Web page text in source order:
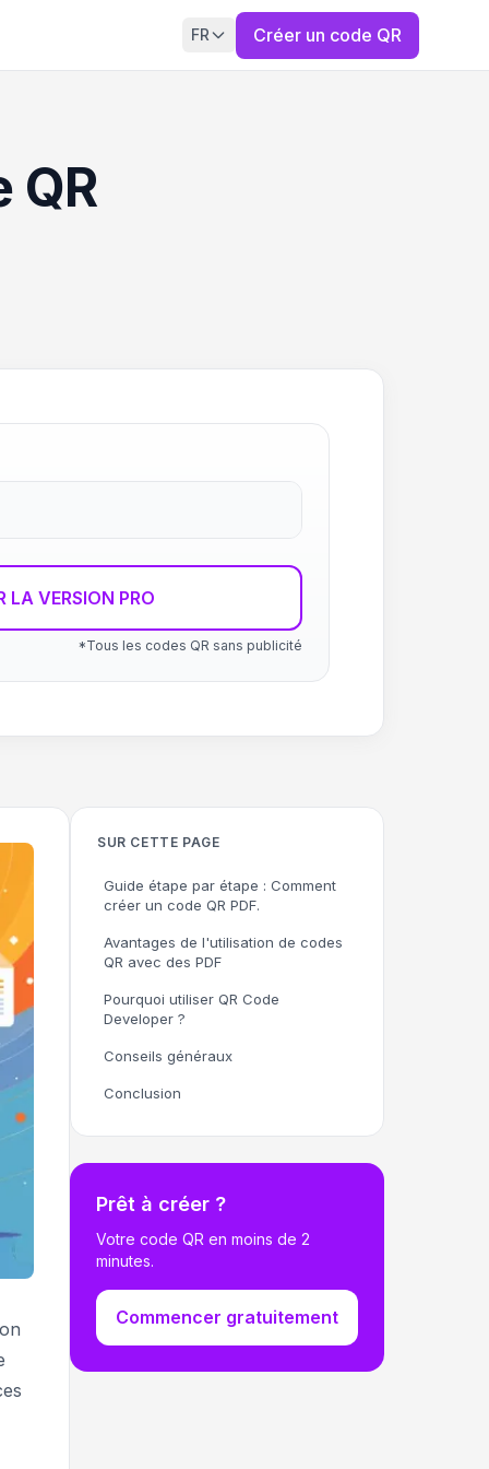
FR Créer un code QR
QR
LA VERSION PRO
*Tous les codes QR sans publicité
SUR CETTE PAGE
Guide étape par étape : Comment
créer un code QR PDF.
Avantages de l'utilisation de codes
QR avec des PDF
Pourquoi utiliser QR Code
Developer ?
Conseils généraux
Conclusion
Prêt à créer ?
Votre code QR en moins de 2
minutes.
Commencer gratuitement